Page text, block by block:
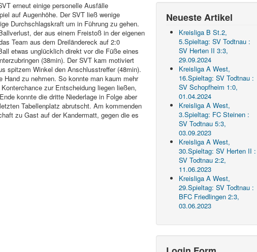
erneut einige personelle Ausfälle
auf Augenhöhe. Der SVT ließ wenige
Durchschlagskraft um in Führung zu gehen.
der aus einem Freistoß in der eigenen
Team aus dem Dreiländereck auf 2:0
etwas unglücklich direkt vor die Füße eines
(38min). Der SVT kam motiviert
spitzem Winkel den Anschlusstreffer (48min).
zu nehmen. So konnte man kaum mehr
zur Entscheidung liegen ließen,
konnte die dritte Niederlage in Folge aber
Tabellenplatz abrutscht. Am kommenden
zu Gast auf der Kandermatt, gegen die es
Neueste Artikel
Kreisliga B St.2,
5.Spieltag: SV Todtnau :
SV Herten II 3:3,
29.09.2024
Kreisliga A West,
16.Spieltag: SV Todtnau :
SV Schopfheim 1:0,
01.04.2024
Kreisliga A West,
3.Spieltag: FC Steinen :
SV Todtnau 5:3,
03.09.2023
Kreisliga A West,
30.Spieltag: SV Herten II :
SV Todtnau 2:2,
11.06.2023
Kreisliga A West,
29.Spieltag: SV Todtnau :
BFC Friedlingen 2:3,
03.06.2023